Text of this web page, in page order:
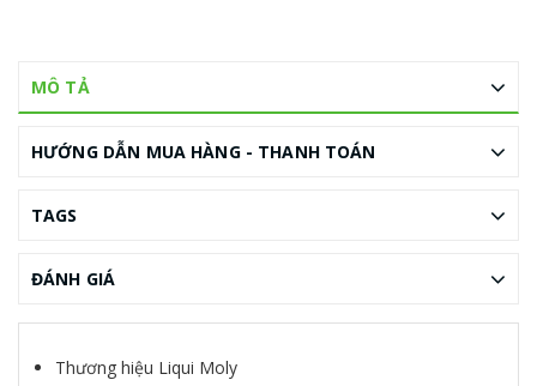
MÔ TẢ
HƯỚNG DẪN MUA HÀNG - THANH TOÁN
TAGS
ĐÁNH GIÁ
Thương hiệu Liqui Moly